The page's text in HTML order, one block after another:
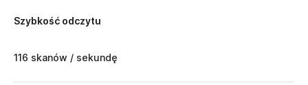
Szybkość odczytu
116 skanów / sekundę